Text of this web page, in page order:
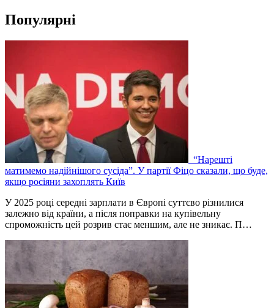
Популярні
“Нарешті
матимемо надійнішого сусіда”. У партії Фіцо сказали, що буде,
якщо росіяни захоплять Київ
У 2025 році середні зарплати в Європі суттєво різнилися
залежно від країни, а після поправки на купівельну
спроможність цей розрив стає меншим, але не зникає. П…